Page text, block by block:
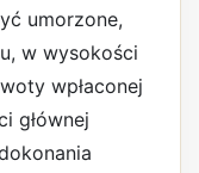
umorzone,
w wysokości
wpłaconej
głównej